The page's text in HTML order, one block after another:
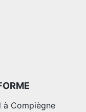
à Compiègne